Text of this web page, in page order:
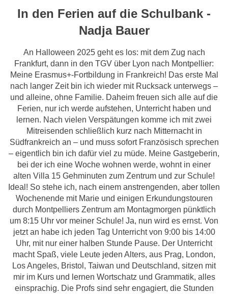
In den Ferien auf die Schulbank -
Nadja Bauer
An Halloween 2025 geht es los: mit dem Zug nach
Frankfurt, dann in den TGV über Lyon nach Montpellier:
Meine Erasmus+-Fortbildung in Frankreich! Das erste Mal
nach langer Zeit bin ich wieder mit Rucksack unterwegs –
und alleine, ohne Familie. Daheim freuen sich alle auf die
Ferien, nur ich werde aufstehen, Unterricht haben und
lernen. Nach vielen Verspätungen komme ich mit zwei
Mitreisenden schließlich kurz nach Mitternacht in
Südfrankreich an – und muss sofort Französisch sprechen
– eigentlich bin ich dafür viel zu müde. Meine Gastgeberin,
bei der ich eine Woche wohnen werde, wohnt in einer
alten Villa 15 Gehminuten zum Zentrum und zur Schule!
Ideal! So stehe ich, nach einem anstrengenden, aber tollen
Wochenende mit Marie und einigen Erkundungstouren
durch Montpelliers Zentrum am Montagmorgen pünktlich
um 8:15 Uhr vor meiner Schule! Ja, nun wird es ernst. Von
jetzt an habe ich jeden Tag Unterricht von 9:00 bis 14:00
Uhr, mit nur einer halben Stunde Pause. Der Unterricht
macht Spaß, viele Leute jeden Alters, aus Prag, London,
Los Angeles, Bristol, Taiwan und Deutschland, sitzen mit
mir im Kurs und lernen Wortschatz und Grammatik, alles
einsprachig. Die Profs sind sehr engagiert, die Stunden